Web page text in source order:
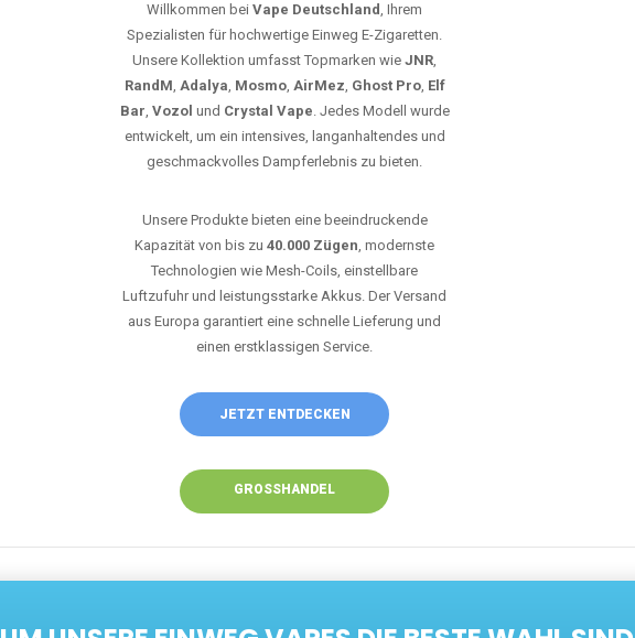
Willkommen bei Vape Deutschland, Ihrem
Spezialisten für hochwertige Einweg E-Zigaretten.
Unsere Kollektion umfasst Topmarken wie JNR,
RandM, Adalya, Mosmo, AirMez, Ghost Pro, Elf
Bar, Vozol und Crystal Vape. Jedes Modell wurde
entwickelt, um ein intensives, langanhaltendes und
geschmackvolles Dampferlebnis zu bieten.
Unsere Produkte bieten eine beeindruckende
Kapazität von bis zu 40.000 Zügen, modernste
Technologien wie Mesh-Coils, einstellbare
Luftzufuhr und leistungsstarke Akkus. Der Versand
aus Europa garantiert eine schnelle Lieferung und
einen erstklassigen Service.
JETZT ENTDECKEN
GROSSHANDEL